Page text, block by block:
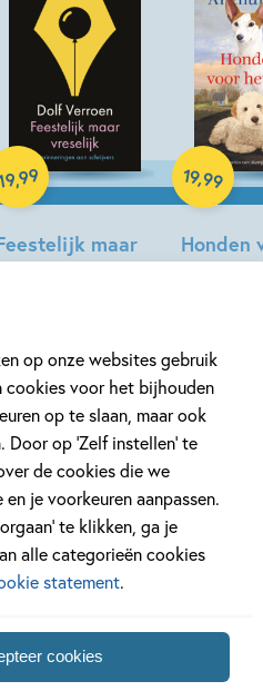
op onze websites gebruik
cookies voor het bijhouden
op te slaan, maar ook
op ‘Zelf instellen’ te
de cookies die we
je voorkeuren aanpassen.
te klikken, ga je
alle categorieën cookies
statement.
cookies
maar
,99
Paperback
Honden
Martijn
van
der
Linden
19,99
Hardcover
Mark van der